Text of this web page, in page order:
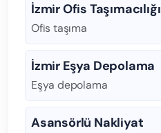
İzmir Ofis Taşımacılığı
Ofis taşıma
İzmir Eşya Depolama
Eşya depolama
Asansörlü Nakliyat